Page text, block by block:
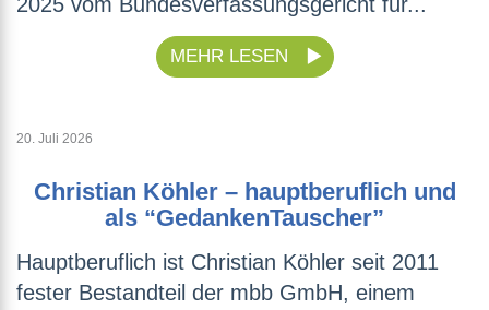
MEHR LESEN
20. Juli 2026
Christian Köhler – hauptberuflich und
als “GedankenTauscher”
Hauptberuflich ist Christian Köhler seit 2011
fester Bestandteil der mbb GmbH, einem